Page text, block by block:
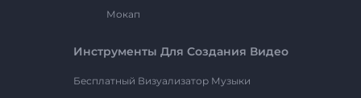
Мокап
Инструменты Для Создания Видео
Бесплатный Визуализатор Музыки